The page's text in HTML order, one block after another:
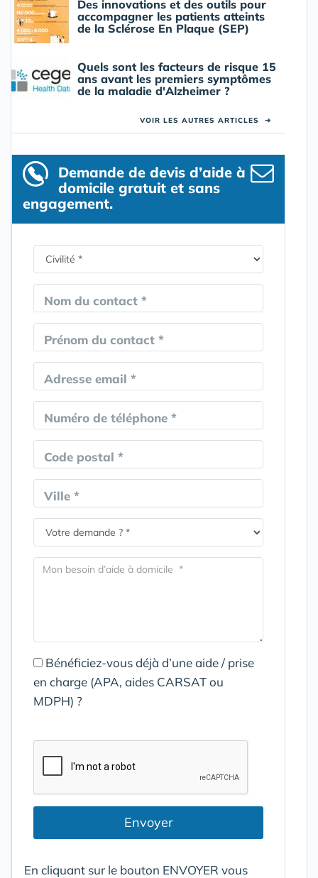
Des innovations et des outils pour
accompagner les patients atteints
de la Sclérose En Plaque (SEP)
Quels sont les facteurs de risque 15
ans avant les premiers symptômes
de la maladie d'Alzheimer ?
VOIR LES AUTRES ARTICLES ➜
Demande de devis d’aide à
domicile gratuit et sans
engagement.
Nom du contact *
Prénom du contact *
Adresse email *
Numéro de téléphone *
Code postal *
Ville *
Bénéficiez-vous déjà d’une aide / prise
en charge (APA, aides CARSAT ou
MDPH) ?
Envoyer
En cliquant sur le bouton ENVOYER vous